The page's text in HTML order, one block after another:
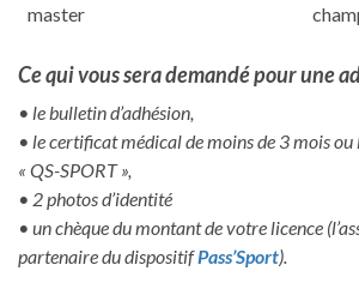
master
Ce qui vous sera demandé pour une
• le bulletin d’adhésion,
• le certificat médical de moins de 3 mois
« QS-SPORT »,
• 2 photos d’identité
• un chèque du montant de votre licence
partenaire du dispositifPass’Sport).